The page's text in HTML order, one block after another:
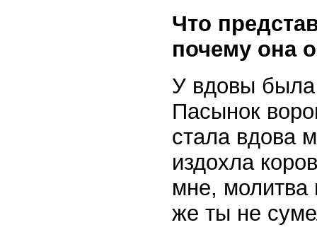
Что
почему она
У вдовы была
Пасынок
стала вдова
издохла
мне, молитва
же ты не